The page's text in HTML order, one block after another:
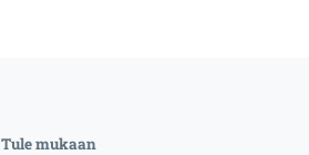
Tule mukaan